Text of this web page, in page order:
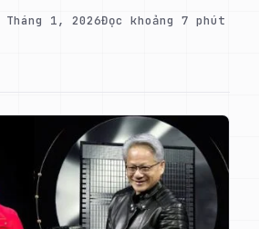
Tháng 1, 2026Đọc khoảng 7 phút